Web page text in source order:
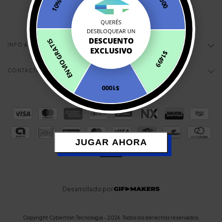
INFO & AYUDA
CONTACTÁNOS
Desarrollado por
Copyright Cybertron Tecnologia - 2026. Todos los derechos reservados.
QUERÉS
DESBLOQUEAR UN
DESCUENTO
EXCLUSIVO
$1499
$1000
ENVIO GRATIS
JUGAR AHORA